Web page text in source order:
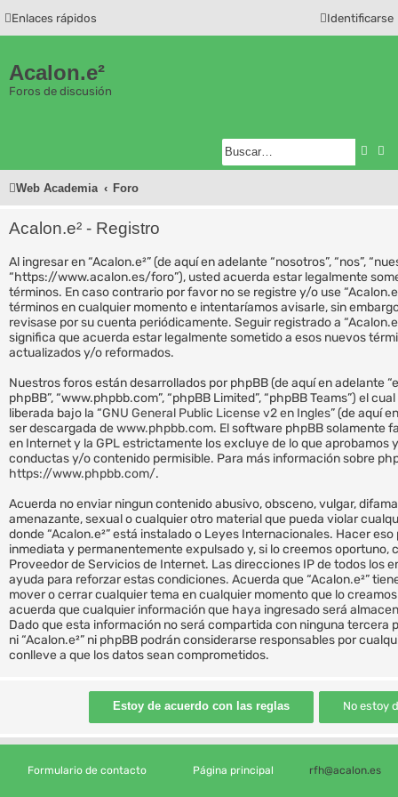
Enlaces rápidos Identificarse
Acalon.e²
Foros de discusión
Web Academia Foro
Acalon.e² - Registro
Al ingresar en “Acalon.e²” (de aquí en adelante “nosotros”, “nos”,
“https://www.acalon.es/foro”), usted acuerda estar legalmente
términos. En caso contrario por favor no se registre y/o use
términos en cualquier momento e intentaríamos avisarle, sin
revisase por su cuenta periódicamente. Seguir registrado a
significa que acuerda estar legalmente sometido a esos nuevos
actualizados y/o reformados.
Nuestros foros están desarrollados por phpBB (de aquí en adelante
phpBB”, “www.phpbb.com”, “phpBB Limited”, “phpBB Teams”) el
liberada bajo la “GNU General Public License v2 en Ingles” (de aquí
ser descargada dewww.phpbb.com. El software phpBB solamente
en Internet y la GPL estrictamente los excluye de lo que aprobamos
conductas y/o contenido permisible. Para más información sobre
https://www.phpbb.com/.
Acuerda no enviar ningun contenido abusivo, obsceno, vulgar,
amenazante, sexual o cualquier otro material que pueda violar
donde “Acalon.e²” está instalado o Leyes Internacionales. Hacer
inmediata y permanentemente expulsado y, si lo creemos oportuno,
Proveedor de Servicios de Internet. Las direcciones IP de todos los
ayuda para reforzar estas condiciones. Acuerda que “Acalon.e²”
mover o cerrar cualquier tema en cualquier momento que lo
acuerda que cualquier información que haya ingresado será
Dado que esta información no será compartida con ninguna tercera
ni “Acalon.e²” ni phpBB podrán considerarse responsables por
conlleve a que los datos sean comprometidos.
Formulario de contacto Página principal rfh@acalon.es